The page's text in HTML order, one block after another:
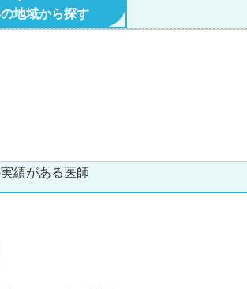
地域から探す
績がある医師